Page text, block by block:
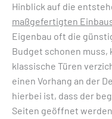
Hinblick auf die
maßgefertigten
Eigenbau oft die
Budget schonen muss,
klassische Türen
einen Vorhang an der
hierbei ist, dass der
Seiten geöffnet